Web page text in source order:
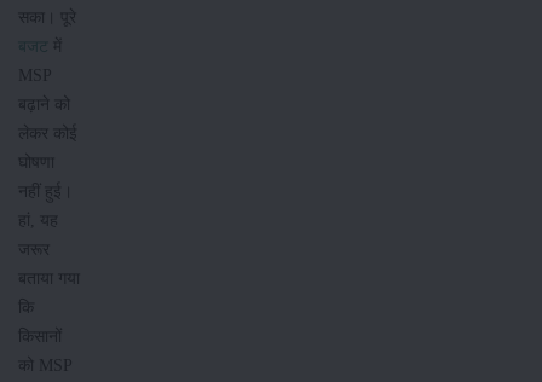
सका। पूरे
बजट में
MSP
बढ़ाने को
लेकर कोई
घोषणा
नहीं हुई।
हां, यह
जरूर
बताया गया
कि
किसानों
को MSP